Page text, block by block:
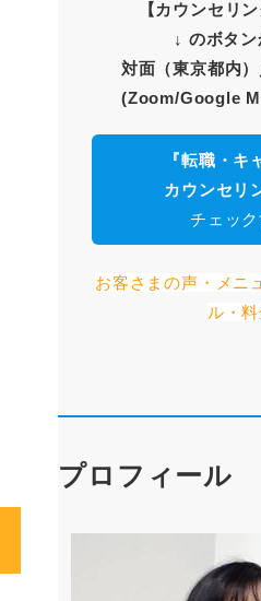
【カウンセリ
↓ のボタン
対面（東京都内）
(Zoom/Google
『転職・
カウンセリ
チェック
お客さまの声・メニ
ル・
プロフィール